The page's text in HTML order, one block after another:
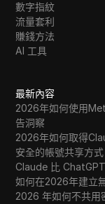
數字指紋
流量套利
賺錢方法
AI 工具
最新內容
2026年如何使用
告洞察
2026年如何取得
安全的帳號共享方式
Claude 比
如何在2026年建立
2026 年如何不共用